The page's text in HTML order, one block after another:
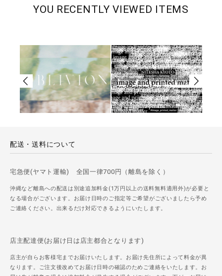
YOU RECENTLY VIEWED ITEMS
配送・送料について
宅急便(ヤマト運輸) 全国一律700円（離島を除く）
沖縄など離島への配送は別途追加料金(1万円以上の送料無料適用外)が必要と
なる場合がございます。お届け日時のご指定等ご希望がございましたら予め
ご連絡ください。出来るだけ対応できるようにいたします。
店主配達便(お届け日は店主都合となります)
店主が自らお客様宅までお届けいたします。お届け先住所によって料金が異
なります。ご注文後改めてお届け日時の確認のためご連絡をいたします。お